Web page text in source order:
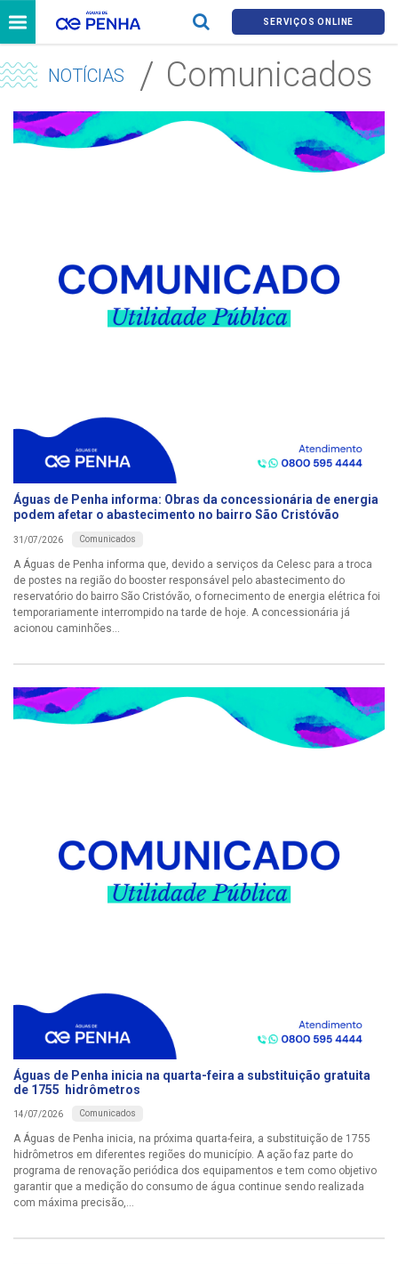
SERVIÇOS ONLINE
NOTÍCIAS Comunicados
Águas de Penha informa: Obras da concessionária de energia
podem afetar o abastecimento no bairro São Cristóvão
31/07/2026 Comunicados
A Águas de Penha informa que, devido a serviços da Celesc para a troca
de postes na região do booster responsável pelo abastecimento do
reservatório do bairro São Cristóvão, o fornecimento de energia elétrica foi
temporariamente interrompido na tarde de hoje. A concessionária já
acionou caminhões...
Águas de Penha inicia na quarta-feira a substituição gratuita
de 1755 hidrômetros
14/07/2026 Comunicados
A Águas de Penha inicia, na próxima quarta-feira, a substituição de 1755
hidrômetros em diferentes regiões do município. A ação faz parte do
programa de renovação periódica dos equipamentos e tem como objetivo
garantir que a medição do consumo de água continue sendo realizada
com máxima precisão,...